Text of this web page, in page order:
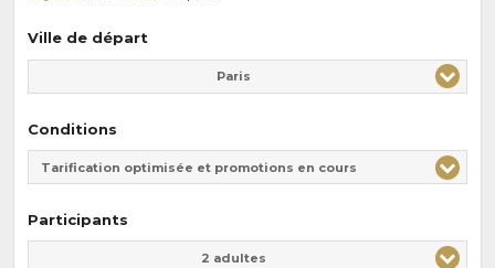
Ville de départ
Paris
Conditions
Tarification optimisée et promotions en cours
Participants
2 adultes